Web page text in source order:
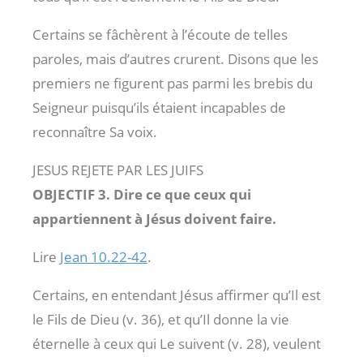
Certains se fâchèrent à l’écoute de telles
paroles, mais d’autres crurent. Disons que les
premiers ne figurent pas parmi les brebis du
Seigneur puisqu’ils étaient incapables de
reconnaître Sa voix.
JESUS REJETE PAR LES JUIFS
OBJECTIF 3. Dire ce que ceux qui
appartiennent à Jésus doivent faire.
Lire Jean 10.22-42.
Certains, en entendant Jésus affirmer qu’Il est
le Fils de Dieu (v. 36), et qu’Il donne la vie
éternelle à ceux qui Le suivent (v. 28), veulent